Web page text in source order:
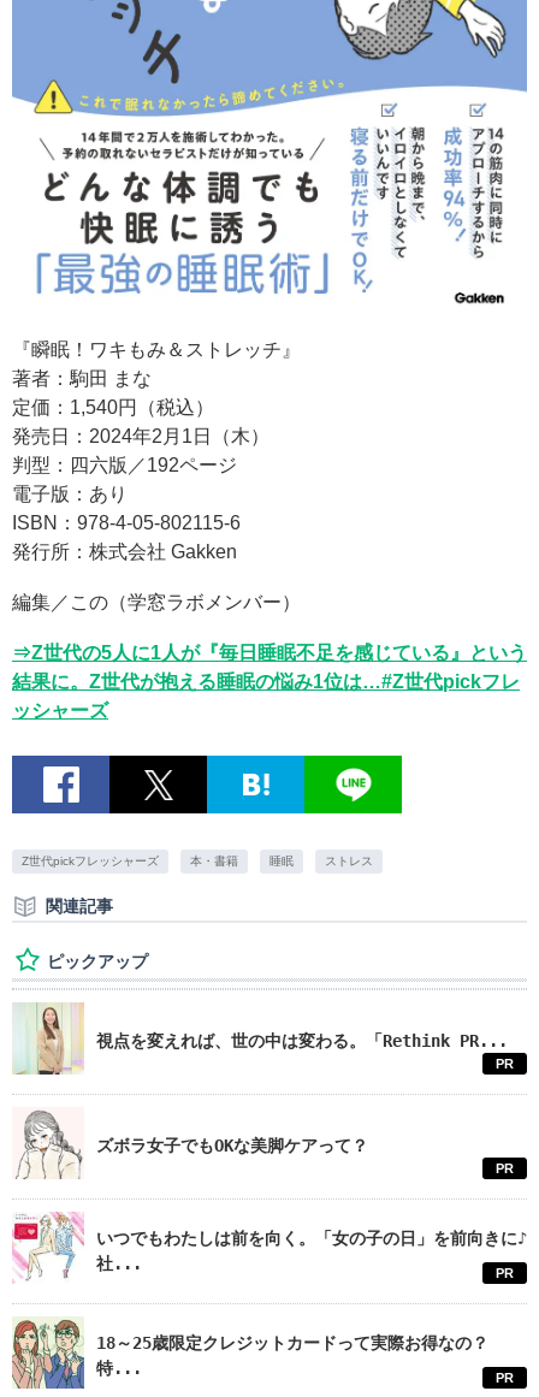
『瞬眠！ワキもみ＆ストレッチ』
著者：駒田 まな
定価：1,540円（税込）
発売日：2024年2月1日（木）
判型：四六版／192ページ
電子版：あり
ISBN：978-4-05-802115-6
発行所：株式会社 Gakken
編集／この（学窓ラボメンバー）
⇒Z世代の5人に1人が『毎日睡眠不足を感じている』という
結果に。Z世代が抱える睡眠の悩み1位は…#Z世代pickフレ
ッシャーズ
Z世代pickフレッシャーズ 本・書籍 睡眠 ストレス
関連記事
ピックアップ
視点を変えれば、世の中は変わる。「Rethink PR...
PR
ズボラ女子でもOKな美脚ケアって？
PR
いつでもわたしは前を向く。「女の子の日」を前向きに♪
社...
PR
18～25歳限定クレジットカードって実際お得なの？
特...
PR